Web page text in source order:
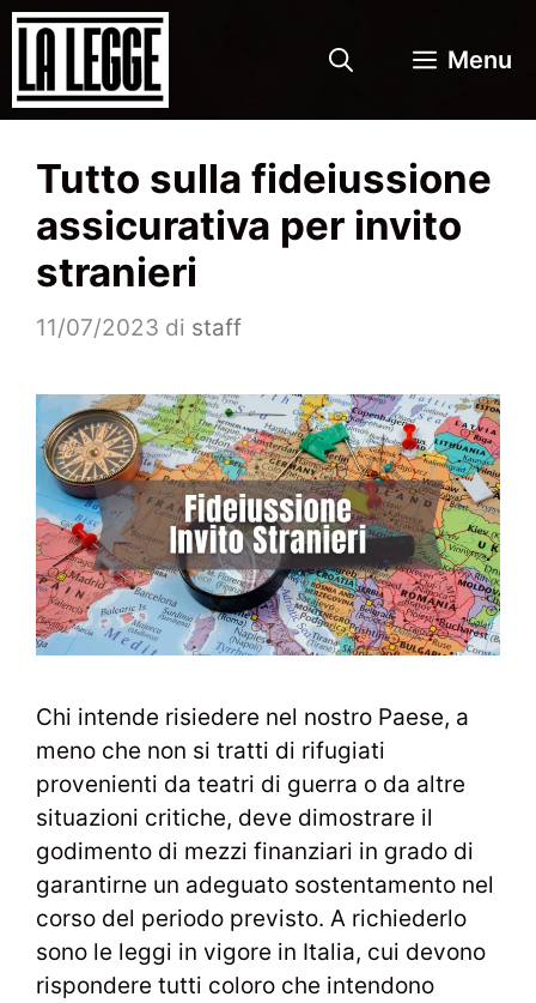
Vai
contenuto
Menu
Tutto sulla fideiussione
assicurativa per invito
stranieri
11/07/2023 di staff
Chi intende risiedere nel nostro Paese, a
meno che non si tratti di rifugiati
provenienti da teatri di guerra o da altre
situazioni critiche, deve dimostrare il
godimento di mezzi finanziari in grado di
garantirne un adeguato sostentamento nel
corso del periodo previsto. A richiederlo
sono le leggi in vigore in Italia, cui devono
rispondere tutti coloro che intendono